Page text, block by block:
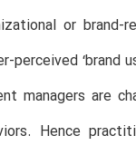
or
‘brand
managers are
Hence